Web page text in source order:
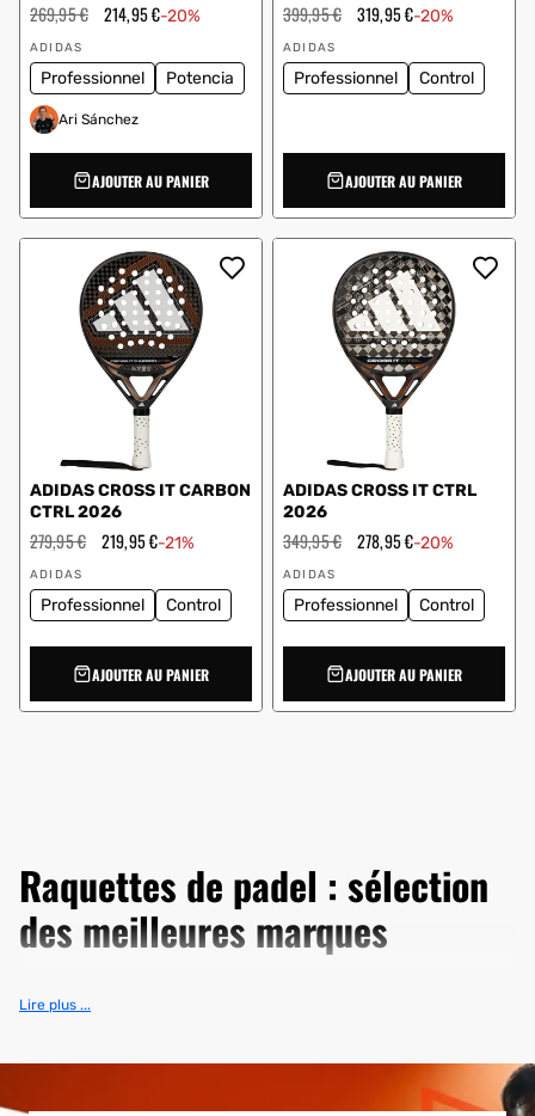
Prix
régulier
269,95 € Prix
214,95 €-20%
Vendeur
:
ADIDAS
Professionnel Potencia
Ari Sánchez
AJOUTER AU PANIER
Prix
régulier
399,95 € Prix
319,95 €-20%
Vendeur
:
ADIDAS
Professionnel Control
AJOUTER AU PANIER
ADIDAS CROSS IT CARBON
CTRL 2026
Prix
régulier
279,95 € Prix
219,95 €-21%
Vendeur
:
ADIDAS
Professionnel Control
AJOUTER AU PANIER
ADIDAS CROSS IT CTRL
2026
Prix
régulier
349,95 € Prix
278,95 €-20%
Vendeur
:
ADIDAS
Professionnel Control
AJOUTER AU PANIER
Raquettes de padel : sélection
des meilleures marques
Trouvez vos
boutique de padel en ligne
modèles les plus importants deraquettes du World Padel Tour.
Lire plus ...